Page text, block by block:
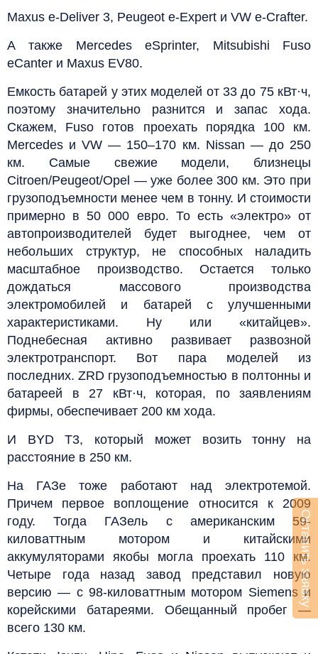
Maxus e-Deliver 3, Peugeot e-Expert и VW e-Crafter.
А также Mercedes eSprinter, Mitsubishi Fuso
eCanter и Maxus EV80.
Емкость батарей у этих моделей от 33 до 75 кВт·ч,
поэтому значительно разнится и запас хода.
Скажем, Fuso готов проехать порядка 100 км.
Mercedes и VW — 150–170 км. Nissan — до 250
км. Самые свежие модели, близнецы
Citroen/Peugeot/Opel — уже более 300 км. Это при
грузоподъемности менее чем в тонну. И стоимости
примерно в 50 000 евро. То есть «электро» от
автопроизводителей будет выгоднее, чем от
небольших структур, не способных наладить
масштабное производство. Остается только
дождаться массового производства
электромобилей и батарей с улучшенными
характеристиками. Ну или «китайцев».
Поднебесная активно развивает развозной
электротранспорт. Вот пара моделей из
последних. ZRD грузоподъемностью в полтонны и
батареей в 27 кВт·ч, которая, по заявлениям
фирмы, обеспечивает 200 км хода.
И BYD T3, который может возить тонну на
расстояние в 250 км.
На ГАЗе тоже работают над электротемой.
Причем первое воплощение относится к 2009
году. Тогда ГАЗель с американским 59-
киловаттным мотором и китайскими
аккумуляторами якобы могла проехать 110 км.
Четыре года назад завод представил новую
версию — с 98-киловаттным мотором Siemens и
корейскими батареями. Обещанный пробег —
всего 130 км.
Оставить заявку